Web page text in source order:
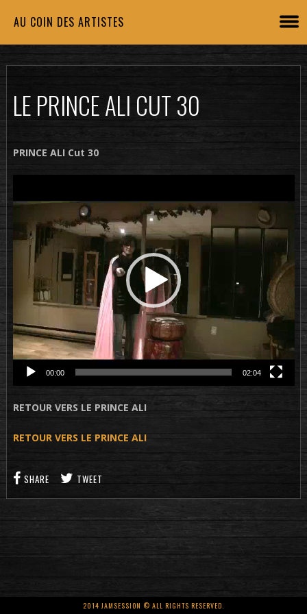
AU COIN DES ARTISTES
LE PRINCE ALI CUT 30
PRINCE ALI Cut 30
vidéo
00:00 02:04
RETOUR VERS LE PRINCE ALI
RETOUR VERS LE PRINCE ALI
SHARE TWEET
2014 JAMSESSION © ALL RIGHTS RESERVED.